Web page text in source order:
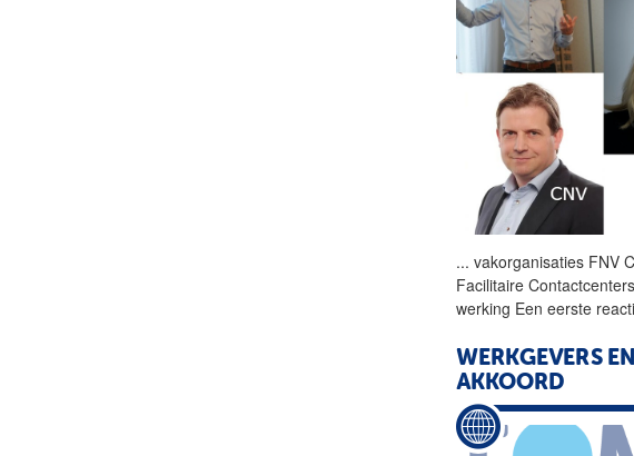
... vakorganisaties FNV
Facilitaire
werking Een eerste
WERKGEVERS
AKKOORD